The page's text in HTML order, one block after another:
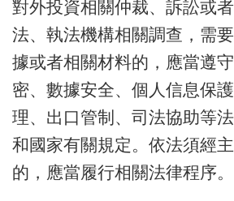
對外投資相關仲裁、訴訟或
法、執法機構相關調查，需
據或者相關材料的，應當遵
密、數據安全、個人信息保
理、出口管制、司法協助等
和國家有關規定。依法須經
的，應當履行相關法律程序。